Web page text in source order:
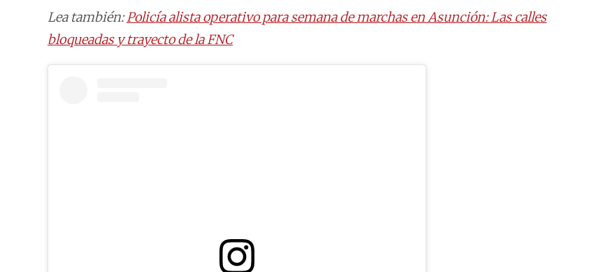
Lea también:Policía alista operativo para semana de marchas en Asunción: Las calles
bloqueadas y trayecto de la FNC